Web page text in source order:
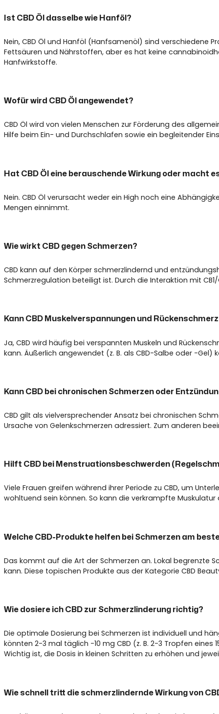
Ist CBD Öl dasselbe wie Hanföl?
Nein, CBD Öl und Hanföl (Hanfsamenöl) sind verschiedene
Fettsäuren und Nährstoffen, aber es hat keine
Hanfwirkstoffe.
Wofür wird CBD Öl angewendet?
CBD Öl wird von vielen Menschen zur Förderung des
Hilfe beim Ein- und Durchschlafen sowie ein begleitender
Hat CBD Öl eine berauschende Wirkung oder macht
Nein. CBD Öl verursacht weder ein High noch eine
Mengen einnimmt.
Wie wirkt CBD gegen Schmerzen?
CBD kann auf den Körper schmerzlindernd und
Schmerzregulation beteiligt ist. Durch die Interaktion mit
Kann CBD Muskelverspannungen und
Ja, CBD wird häufig bei verspannten Muskeln und
kann. Äußerlich angewendet (z. B. als CBD-Salbe oder -
Kann CBD bei chronischen Schmerzen oder
CBD gilt als vielversprechender Ansatz bei chronischen
Ursache von Gelenkschmerzen adressiert. Zum anderen
Hilft CBD bei Menstruationsbeschwerden
Viele Frauen greifen während ihrer Periode zu CBD, um
wohltuend sein können. So kann die verkrampfte
Welche CBD-Produkte helfen bei Schmerzen am
Das kommt auf die Art der Schmerzen an. Lokal begrenzte
kann. Diese topischen Produkte aus der Kategorie CBD
Wie dosiere ich CBD zur Schmerzlinderung richtig?
Die optimale Dosierung bei Schmerzen ist individuell und
könnten 2-3 mal täglich -10 mg CBD (z. B. 2-3 Tropfen
Wichtig ist, die Dosis in kleinen Schritten zu erhöhen und
Wie schnell tritt die schmerzlindernde Wirkung von